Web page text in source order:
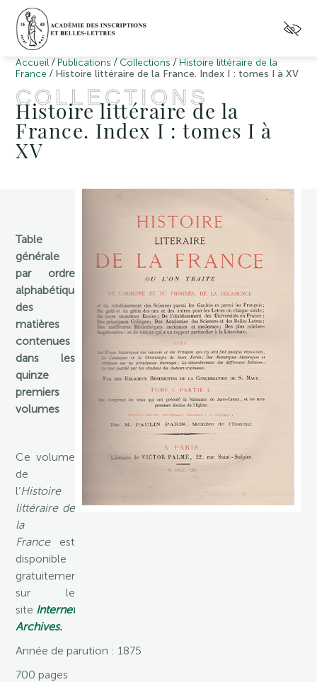
Accueil / Publications / Collections / Histoire littéraire de la
France / Histoire littéraire de la France. Index I : tomes I à XV
COLLECTIONS
Histoire littéraire de la
France. Index I : tomes I à
XV
Table
générale
par ordre
alphabétique
des
matières
contenues
dans les
quinze
premiers
volumes
Ce volume
de
l’Histoire
littéraire de
la
Franceest
disponible
gratuitement
sur le
site Internet
Archives.
Année de parution : 1875
700 pages